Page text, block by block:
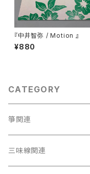
『中井智弥 / Motion 』
¥880
CATEGORY
箏関連
箏（本体）
三味線関連